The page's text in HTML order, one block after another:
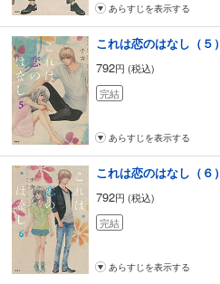
あらすじを表示する
これは恋のはなし（５）
792円 (税込)
完結
あらすじを表示する
これは恋のはなし（６）
792円 (税込)
完結
あらすじを表示する